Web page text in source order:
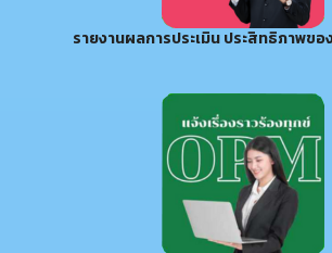
รายงานผลการประเมิน ประสิทธิภาพขอ